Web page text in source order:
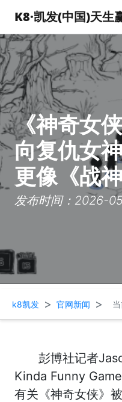
K8·凯发(中国)天生
《神奇女
向复仇女
更像《战
发布时间：2026-
k8凯发 > 官网新闻 >
彭博社记者
Kinda Funny
有关《神奇女侠》